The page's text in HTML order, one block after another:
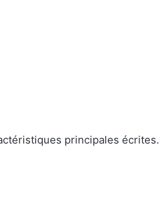
principales écrites.